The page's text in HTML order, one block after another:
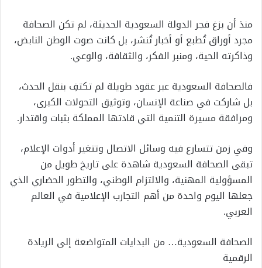
منذ أن بزغ فجر الدولة السعودية الحديثة، لم تكن الصحافة
مجرد أوراق تُطبع أو أخبار تُنشر، بل كانت صوت الوطن النابض،
وذاكرته الحية، ومنبر الفكر، والثقافة، والوعي.
فالصحافة السعودية عبر عقود طويلة لم تكتفِ بنقل الحدث،
بل شاركت في صناعة الإنسان، وتوثيق التحولات الكبرى،
ومرافقة مسيرة التنمية التي قادتها المملكة بثبات واقتدار.
وفي زمن تتسارع فيه وسائل الاتصال وتتغير أدوات الإعلام،
تبقى الصحافة السعودية شاهدة على تاريخ طويل من
المسؤولية المهنية، والالتزام الوطني، والتطور الحضاري الذي
جعلها اليوم واحدة من أهم التجارب الإعلامية في العالم
العربي.
الصحافة السعودية… من البدايات المتواضعة إلى الريادة
الرقمية